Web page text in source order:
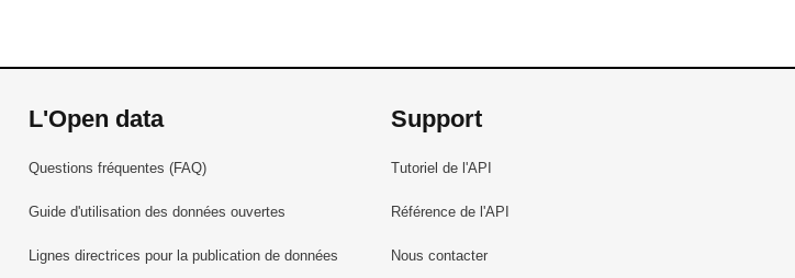
L'Open data
Questions fréquentes (FAQ)
Guide d'utilisation des données ouvertes
Lignes directrices pour la publication de données
Support
Tutoriel de l'API
Référence de l'API
Nous contacter